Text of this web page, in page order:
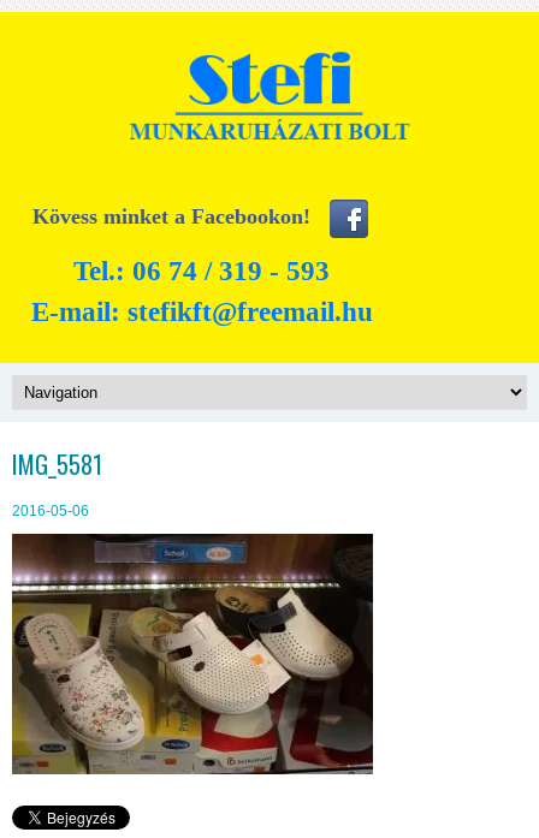
Kövess minket a Facebookon!
Tel.: 06 74 / 319 - 593
E-mail: stefikft@freemail.hu
IMG_5581
2016-05-06